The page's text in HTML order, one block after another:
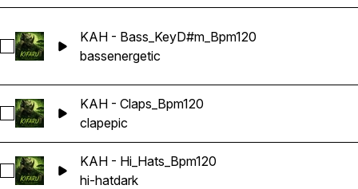
Sélectionnez KAH - Bass_KeyD#m_Bpm120
KAH - Bass_KeyD#m_Bpm120
bassenergetic
Sélectionnez KAH - Claps_Bpm120
KAH - Claps_Bpm120
clapepic
Sélectionnez KAH - Hi_Hats_Bpm120
KAH - Hi_Hats_Bpm120
hi-hatdark